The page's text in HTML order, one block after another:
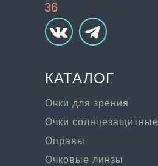
Очки для зрения
Очки солнцезащитные
Очковые линзы
Оправы
36
КАТАЛОГ